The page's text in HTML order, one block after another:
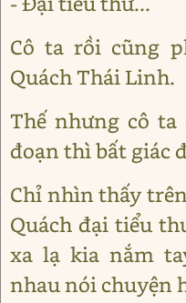
Cô ta rồi cũng
Quách Thái Linh.
Thế nhưng cô
đoạn thì bất giác
Chỉ nhìn thấy
Quách đại tiểu
xa lạ kia nắm
nhau nói chuyện